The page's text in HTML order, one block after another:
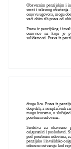
Obaveznim penzijskim i
smrti i telesnog
osnovu ugovora, mogu
veći obim tih prava od
Prava iz penzijskog i
osnovice na koju je
solidarnosti. Prava iz
druga lica. Prava iz
dospelih, a neisplaćenih
mogu izuzetno, u
posebnim uslovima.
Sredstva za
osiguranici i poslodavci.
pod posebnim uslovima,
penzijsko i invalidsko
odnosno ostvaruju kod